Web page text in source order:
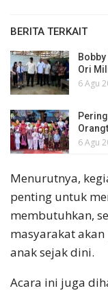
BERITA TERKAIT
Ori
6 Agu
6 Agu
Menurutnya,
penting untuk
membutuhkan,
masyarakat
anak sejak dini.
Acara ini juga